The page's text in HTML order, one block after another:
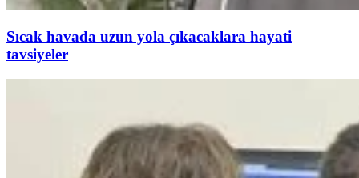
Sıcak havada uzun yola çıkacaklara hayati
tavsiyeler